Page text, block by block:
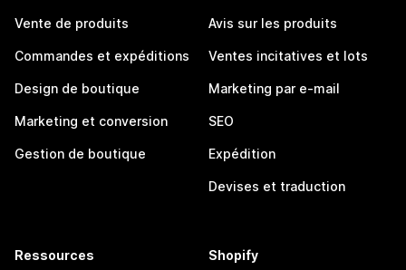
Vente de produits
Commandes et expéditions
Design de boutique
Marketing et conversion
Gestion de boutique
Avis sur les produits
Ventes incitatives et lots
Marketing par e-mail
SEO
Expédition
Devises et traduction
Ressources Shopify